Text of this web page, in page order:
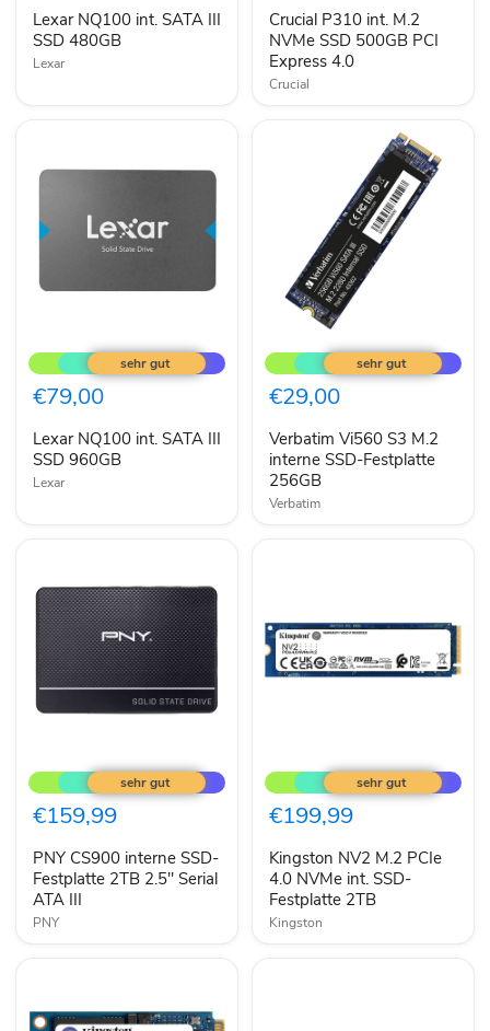
480GB
Lexar NQ100 int. SATA III
SSD 480GB
Lexar
500GB
PCI
Express
4.0
Crucial P310 int. M.2
NVMe SSD 500GB PCI
Express 4.0
Crucial
NQ100
int.
SATA
III
960GB
€79,00
Lexar NQ100 int. SATA III
SSD 960GB
Lexar
Vi560
S3
M.2
interne
Festplatte
256GB
€29,00
Verbatim Vi560 S3 M.2
interne SSD-Festplatte
256GB
Verbatim
CS900
interne
SSD-
Festplatte
2.5"
Serial
ATA
III
€159,99
PNY CS900 interne SSD-
Festplatte 2TB 2.5" Serial
ATA III
PNY
NV2
M.2
PCIe
4.0
int.
SSD-
Festplatte
2TB
€199,99
Kingston NV2 M.2 PCIe
4.0 NVMe int. SSD-
Festplatte 2TB
Kingston